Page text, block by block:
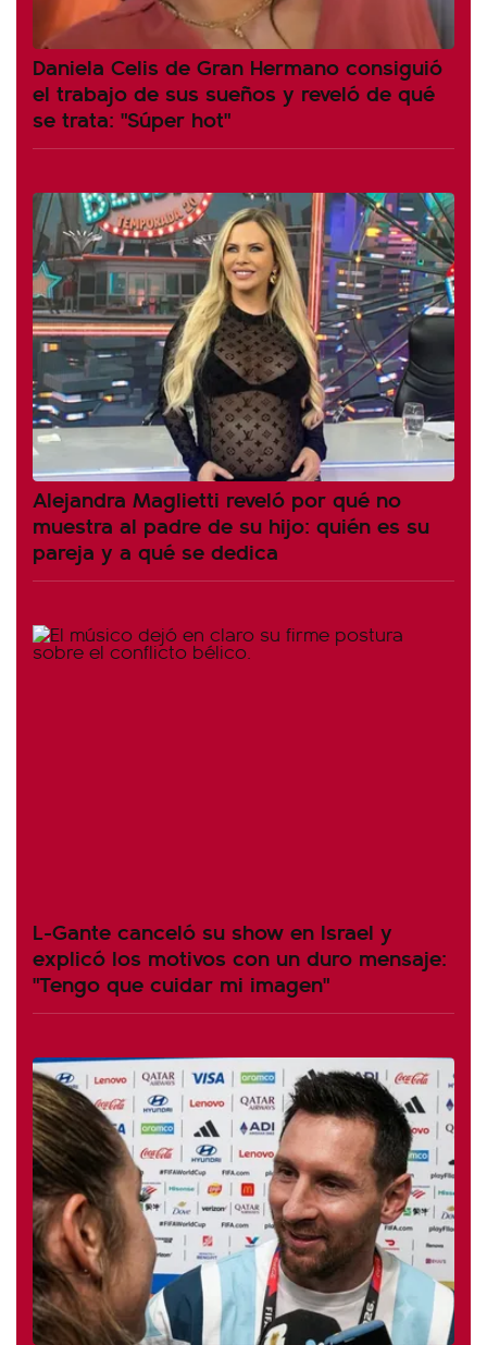
Daniela Celis de Gran Hermano consiguió
el trabajo de sus sueños y reveló de qué
se trata: "Súper hot"
Alejandra Maglietti reveló por qué no
muestra al padre de su hijo: quién es su
pareja y a qué se dedica
L-Gante canceló su show en Israel y
explicó los motivos con un duro mensaje:
"Tengo que cuidar mi imagen"